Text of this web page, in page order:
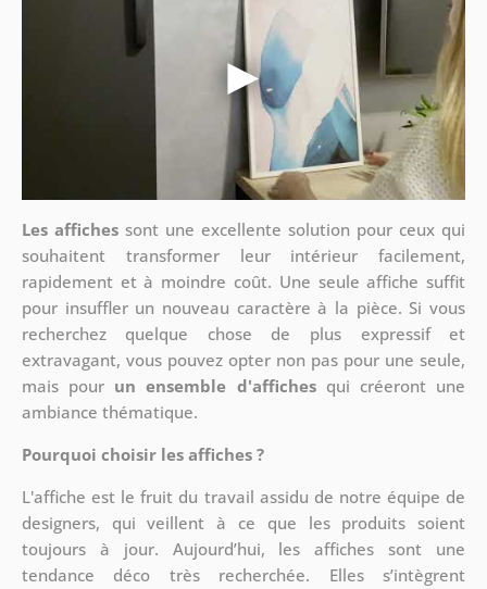
Les affiches sont une excellente solution pour ceux qui
souhaitent transformer leur intérieur facilement,
rapidement et à moindre coût. Une seule affiche suffit
pour insuffler un nouveau caractère à la pièce. Si vous
recherchez quelque chose de plus expressif et
extravagant, vous pouvez opter non pas pour une seule,
mais pour un ensemble d'affichesqui créeront une
ambiance thématique.
Pourquoi choisir les affiches ?
L'affiche est le fruit du travail assidu de notre équipe de
designers, qui veillent à ce que les produits soient
toujours à jour. Aujourd’hui, les affiches sont une
tendance déco très recherchée. Elles s’intègrent